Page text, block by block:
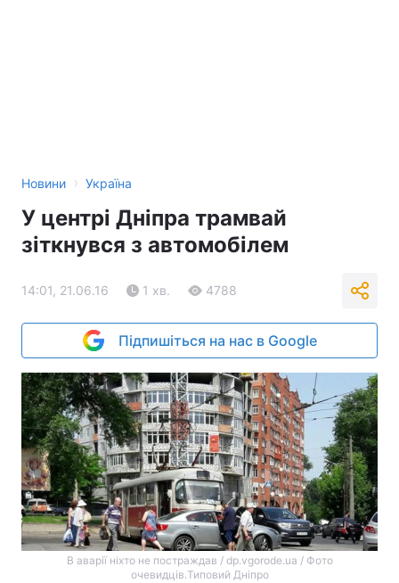
Новини › Україна
У центрі Дніпра трамвай
зіткнувся з автомобілем
14:01, 21.06.16 1 хв. 4788
Підпишіться на нас в Google
В аварії ніхто не постраждав / dp.vgorode.ua / Фото
очевидців.Типовий Дніпро